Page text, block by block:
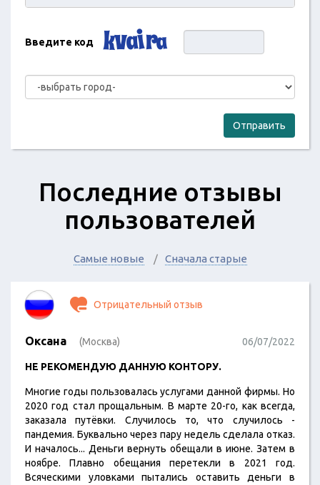
Введите код
Отправить
Последние отзывы
пользователей
Самые новые Сначала старые
Отрицательный отзыв
Оксана (Москва) 06/07/2022
НЕ РЕКОМЕНДУЮ ДАННУЮ КОНТОРУ.
Многие годы пользовалась услугами данной фирмы. Но
2020 год стал прощальным. В марте 20-го, как всегда,
заказала путёвки. Случилось то, что случилось -
пандемия. Буквально через пару недель сделала отказ.
И началось... Деньги вернуть обещали в июне. Затем в
ноябре. Плавно обещания перетекли в 2021 год.
Всяческими уловками пытались оставить деньги в